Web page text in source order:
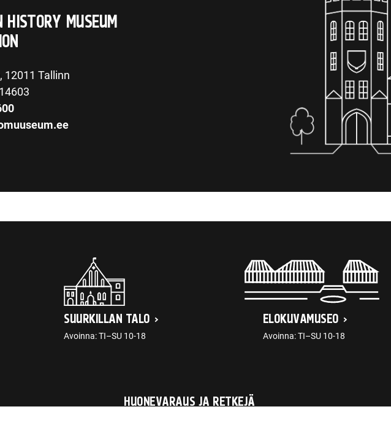
HISTORY MUSEUM
12011 Tallinn
SUURKILLAN TALO
Avoinna: TI–SU 10-18
ELOKUVAMUSEO
Avoinna: TI–SU 10-18
HUONEVARAUS JA RETKEJÄ